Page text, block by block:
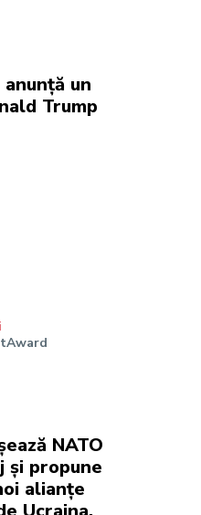
un
Trump
NATO
și propune
alianțe